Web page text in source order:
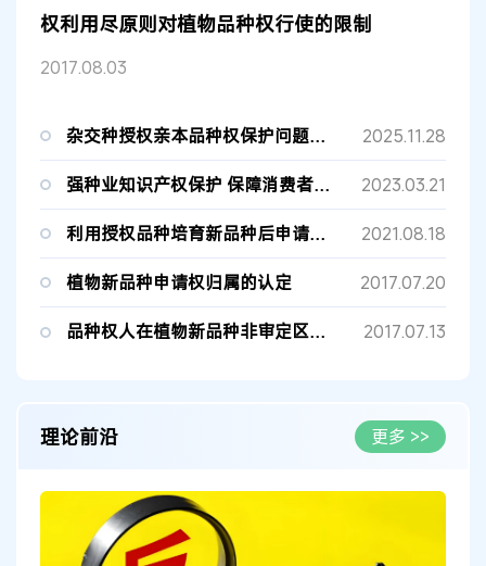
权利用尽原则对植物品种权行使的限制
2017.08.03
杂交种授权亲本品种权保护问题研究 2025.11.28
强种业知识产权保护 保障消费者权益 2023.03.21
利用授权品种培育新品种后申请品种权等不构成侵权 2021.08.18
植物新品种申请权归属的认定 2017.07.20
品种权人在植物新品种非审定区域可否获得赔偿？ 2017.07.13
理论前沿 更多 >>